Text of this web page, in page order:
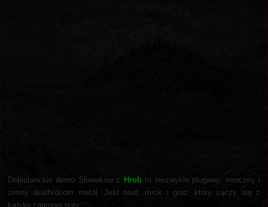
Debiutanckie demo Słowaków z Hrobto niezwykle plugawy, mroczny i
zimny death/doom metal. Jest brud, mrok i gruz, który sączy się z
każdej zagranej nuty.